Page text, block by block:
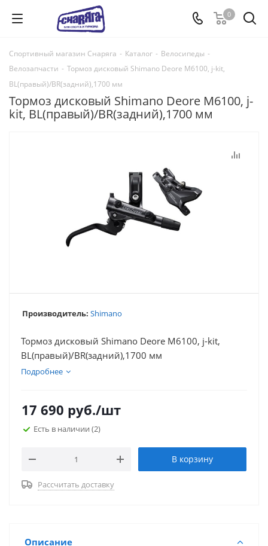
0
Спортивный магазин Снаряга - Каталог - Велосипеды -
Велозапчасти - Тормоз дисковый Shimano Deore M6100, j-kit,
BL(правый)/BR(задний),1700 мм
Тормоз дисковый Shimano Deore M6100, j-
kit, BL(правый)/BR(задний),1700 мм
Производитель: Shimano
Тормоз дисковый Shimano Deore M6100, j-kit,
BL(правый)/BR(задний),1700 мм
Подробнее
17 690 руб./шт
Есть в наличии (2)
В корзину
Рассчитать доставку
Описание